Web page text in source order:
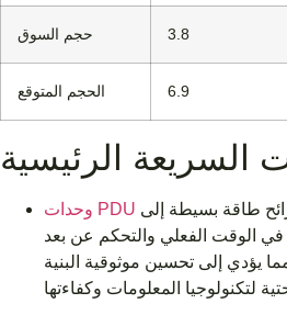
حجم السوق 3.8
الحجم المتوقع 6.9
السريعة الرئيسية
طاقة بسيطة إلى
في الوقت الفعلي والتحكم عن بعد
يؤدي إلى تحسين موثوقية البنية